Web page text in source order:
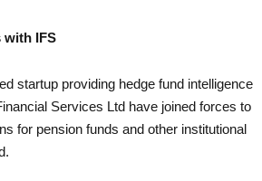
with IFS
startup providing hedge fund intelligence
Services Ltd have joined forces to
for pension funds and other institutional